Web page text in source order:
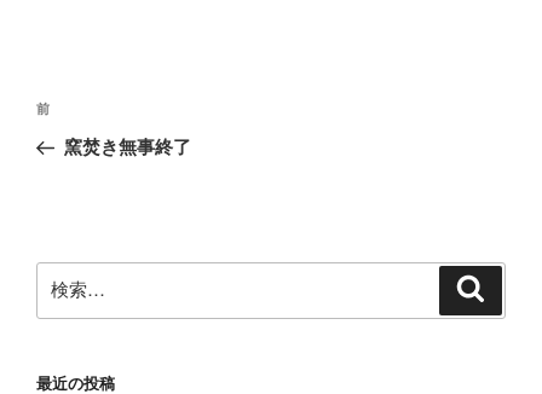
投
ナ
ー
シ
前
の
前
窯焚き無事終了
索:
最近の投稿